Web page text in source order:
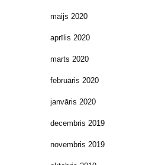
maijs 2020
aprīlis 2020
marts 2020
februāris 2020
janvāris 2020
decembris 2019
novembris 2019